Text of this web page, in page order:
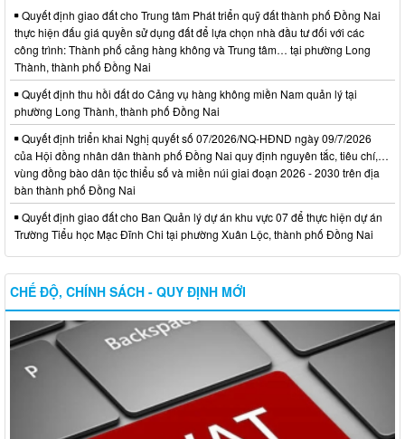
Quyết định giao đất cho Trung tâm Phát triển quỹ đất thành phố Đồng Nai
thực hiện đấu giá quyền sử dụng đất để lựa chọn nhà đầu tư đối với các
công trình: Thành phố cảng hàng không và Trung tâm… tại phường Long
Thành, thành phố Đồng Nai
Quyết định thu hồi đất do Cảng vụ hàng không miền Nam quản lý tại
phường Long Thành, thành phố Đồng Nai
Quyết định triển khai Nghị quyết số 07/2026/NQ-HĐND ngày 09/7/2026
của Hội đồng nhân dân thành phố Đồng Nai quy định nguyên tắc, tiêu chí,…
vùng đồng bào dân tộc thiểu số và miền núi giai đoạn 2026 - 2030 trên địa
bàn thành phố Đồng Nai
Quyết định giao đất cho Ban Quản lý dự án khu vực 07 để thực hiện dự án
Trường Tiểu học Mạc Đĩnh Chi tại phường Xuân Lộc, thành phố Đồng Nai
CHẾ ĐỘ, CHÍNH SÁCH - QUY ĐỊNH MỚI